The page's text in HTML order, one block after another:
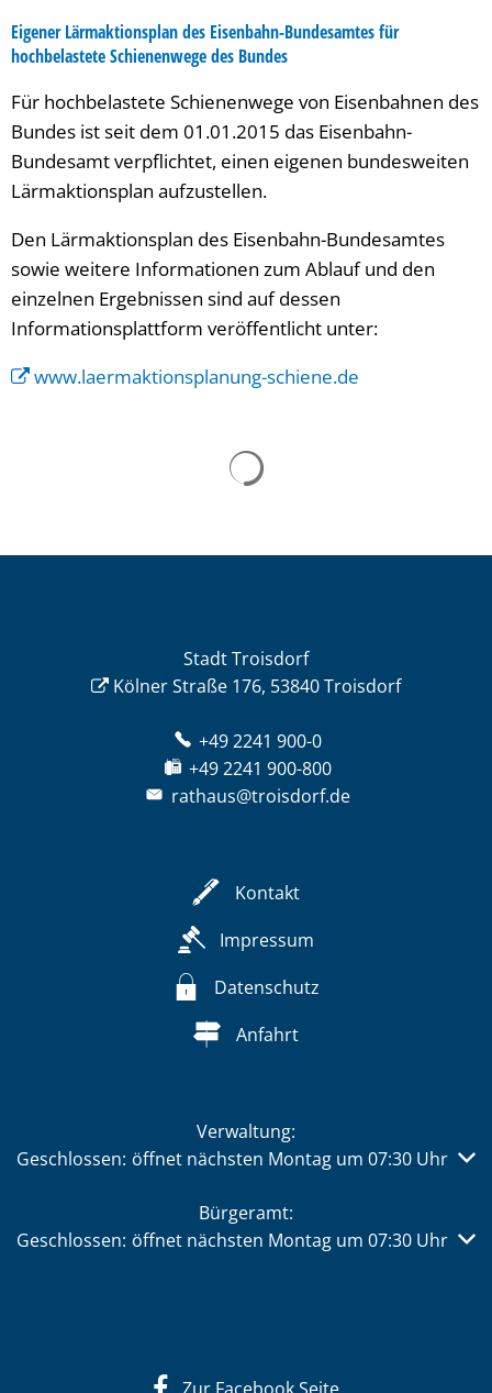
Eigener Lärmaktionsplan des Eisenbahn-Bundesamtes für
hochbelastete Schienenwege des Bundes
Für hochbelastete Schienenwege von Eisenbahnen des
Bundes ist seit dem 01.01.2015 das Eisenbahn-
Bundesamt verpflichtet, einen eigenen bundesweiten
Lärmaktionsplan aufzustellen.
Den Lärmaktionsplan des Eisenbahn-Bundesamtes
sowie weitere Informationen zum Ablauf und den
einzelnen Ergebnissen sind auf dessen
Informationsplattform veröffentlicht unter:
www.laermaktionsplanung-schiene.de
Stadt Troisdorf
Kölner Straße 176, 53840 Troisdorf
+49 2241 900-0
+49 2241 900-800
rathaus@troisdorf.de
Kontakt
Impressum
Datenschutz
Anfahrt
Verwaltung:
Klicken, um weitere Öffnungs- oder Schließzeiten
Geschlossen: öffnet nächsten Montag um 07:30 Uhr
Bürgeramt:
Klicken, um weitere Öffnungs- oder Schließzeiten
Geschlossen: öffnet nächsten Montag um 07:30 Uhr